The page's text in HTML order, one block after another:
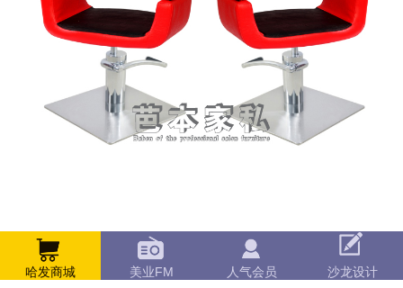
哈发商城 美业FM 人气会员 沙龙设计